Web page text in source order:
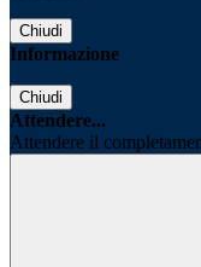
Chiudi
Informazione
Chiudi
Attendere...
Attendere il